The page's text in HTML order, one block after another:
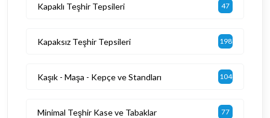
Kapaklı Teşhir Tepsileri 47
Kapaksız Teşhir Tepsileri 198
Kaşık - Maşa - Kepçe ve Standları 104
Minimal Teşhir Kase ve Tabaklar 77